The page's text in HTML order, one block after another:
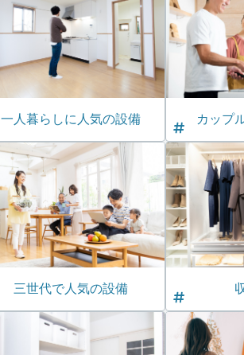
一人暮らしに人気の設備 カップ
三世代で人気の設備